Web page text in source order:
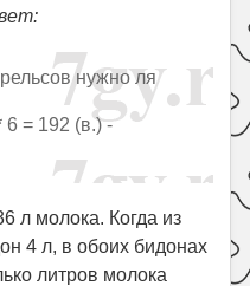
нужно ля
6 = 192 (в.) -
л молока. Когда из
4 л, в обоих бидонах
литров молока